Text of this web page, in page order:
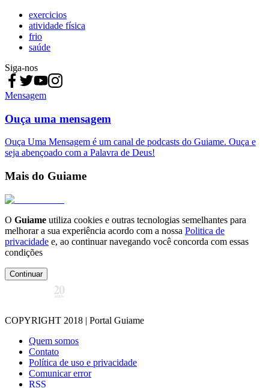
exercicios
atividade física
frio
saúde
Siga-nos
Mensagem
Ouça uma mensagem
Ouça Uma Mensagem é um canal de podcasts do Guiame. Ouça e
seja abençoado com a Palavra de Deus!
Mais do Guiame
O Guiame utiliza cookies e outras tecnologias semelhantes para
melhorar a sua experiência acordo com a nossa Politica de
privacidade e, ao continuar navegando você concorda com essas
condições
Continuar
COPYRIGHT 2018 | Portal Guiame
Quem somos
Contato
Política de uso e privacidade
Comunicar error
RSS